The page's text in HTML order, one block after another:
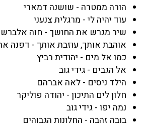
הורה ממטרה - שושנה דמארי
עוד יהיה לי - מרגלית צנעני
שיר מגרש את החושך - חוה
אוהבת אותך, עוזבת אותך - דפנה
כמו אל מים - יהודית רביץ
אל הגבים - גידי גוב
הילד ניסים - לאה אברהם
חלון לים התיכון - יהודה פוליקר
נמה יפו - גידי גוב
בובה זהבה - החלונות הגבוהים